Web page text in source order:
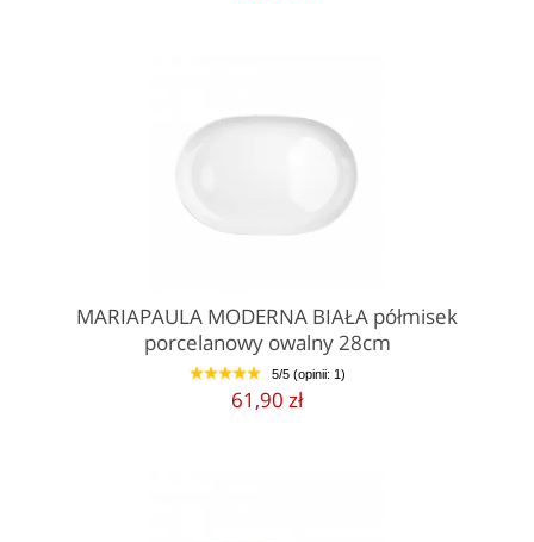
MARIAPAULA MODERNA BIAŁA półmisek
porcelanowy owalny 28cm
1 2 3 4 5 5/5 (opinii: 1)
61,90 zł